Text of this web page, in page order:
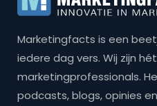
Marketingfacts is een
iedere dag vers. Wij zijn
marketingprofessionals.
podcasts, blogs, opinies